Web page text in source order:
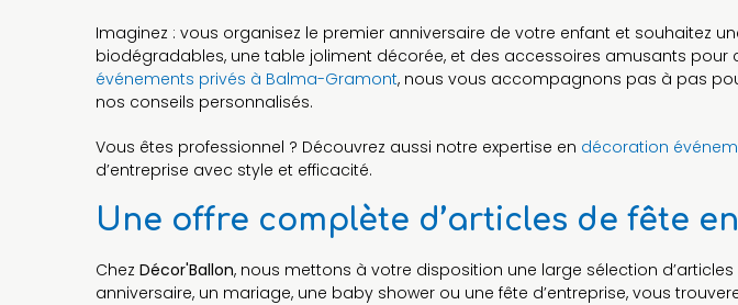
Imaginez : vous organisez le premier anniversaire de votre enfant et souhaitez
biodégradables, une table joliment décorée, et des accessoires amusants pour
événements privés à Balma-Gramont, nous vous accompagnons pas à pas
nos conseils personnalisés.
Vous êtes professionnel ? Découvrez aussi notre expertise en décoration
d’entreprise avec style et efficacité.
Une offre complète d’articles de fête
Chez Décor'Ballon, nous mettons à votre disposition une large sélection
anniversaire, un mariage, une baby shower ou une fête d’entreprise, vous